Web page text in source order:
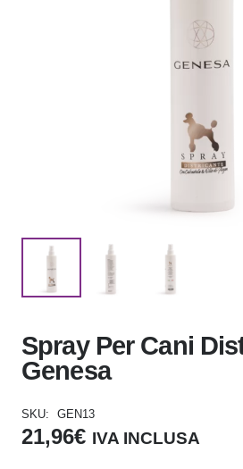
Spray Per Cani
Genesa
SKU: GEN13
21,96€ IVA INCLUSA